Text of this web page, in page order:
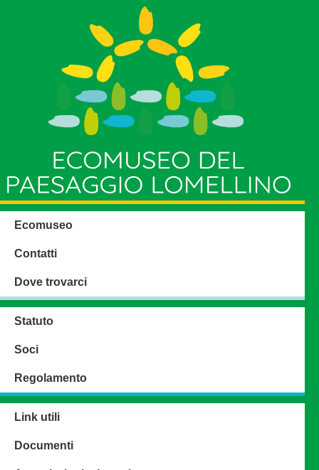
Ecomuseo
Contatti
Dove trovarci
Statuto
Soci
Regolamento
Link utili
Documenti